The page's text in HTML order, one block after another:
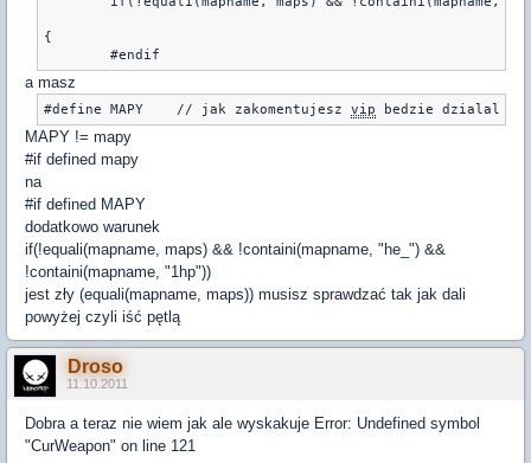
{
	#endif
a masz
#define MAPY    // jak zakomentujesz vip bedzie dzialal na
MAPY != mapy
#if defined mapy
na
#if defined MAPY
dodatkowo warunek
if(!equali(mapname, maps) && !containi(mapname, "he_") &&
!containi(mapname, "1hp"))
jest zły (equali(mapname, maps)) musisz sprawdzać tak jak dali
powyżej czyli iść pętlą
Droso
11.10.2011
Dobra a teraz nie wiem jak ale wyskakuje Error: Undefined symbol
"CurWeapon" on line 121